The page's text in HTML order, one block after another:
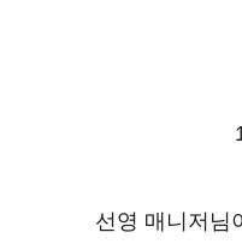
선영 매니저님